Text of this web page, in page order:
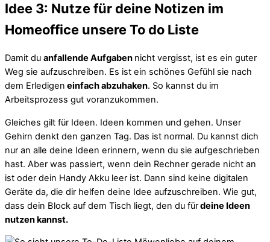
Idee 3: Nutze für deine Notizen im
Homeoffice unsere To do Liste
Damit du anfallende Aufgaben nicht vergisst, ist es ein guter
Weg sie aufzuschreiben. Es ist ein schönes Gefühl sie nach
dem Erledigen einfach abzuhaken. So kannst du im
Arbeitsprozess gut voranzukommen.
Gleiches gilt für Ideen. Ideen kommen und gehen. Unser
Gehirn denkt den ganzen Tag. Das ist normal. Du kannst dich
nur an alle deine Ideen erinnern, wenn du sie aufgeschrieben
hast. Aber was passiert, wenn dein Rechner gerade nicht an
ist oder dein Handy Akku leer ist. Dann sind keine digitalen
Geräte da, die dir helfen deine Idee aufzuschreiben. Wie gut,
dass dein Block auf dem Tisch liegt, den du fürdeine Ideen
nutzen kannst.